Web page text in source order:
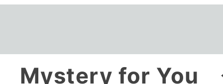
Mystery for You